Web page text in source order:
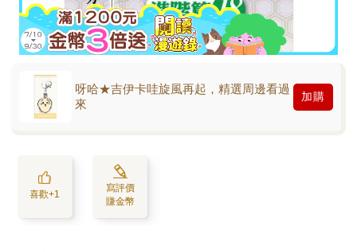
呀哈★吉伊卡哇旋風再起，精選周邊看過
來
加購
喜歡+1
寫評價
賺金幣